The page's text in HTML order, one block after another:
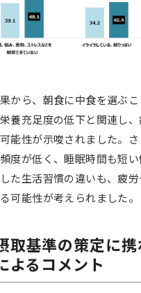
から、朝食に中食を選ぶ
養充足度の低下と関連し
能性が示唆されました。
度が低く、睡眠時間も短
た生活習慣の違いも、疲
可能性が考えられました。
基準の策定に携
よるコメント